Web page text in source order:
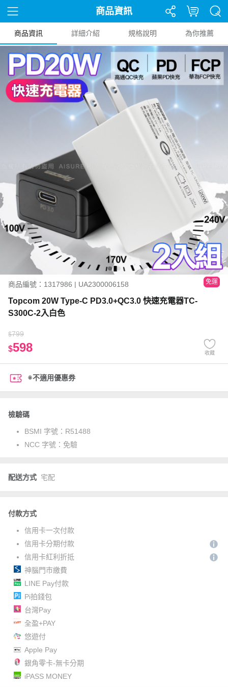
商品資訊
商品資訊 詳細介紹 規格說明 為你推薦
商品編號：1317986 | UA2300006158 免運
Topcom 20W Type-C PD3.0+QC3.0 快速充電器TC-
S300C-2入白色
$799
$598 收藏
※不適用優惠券
檢驗碼
BSMI 字號： R51488
NCC 字號： 免驗
配送方式 宅配
付款方式
信用卡一次付款
信用卡分期付款
信用卡紅利折抵
神腦門市繳費
LINE Pay付款
Pi拍錢包
台灣Pay
全盈+PAY
悠遊付
Apple Pay
銀角零卡-無卡分期
iPASS MONEY